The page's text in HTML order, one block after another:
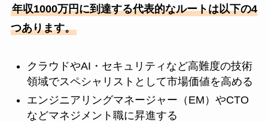
年収1000万円に到達する代表的なルートは以下の4
つあります。
クラウドやAI・セキュリティなど高難度の技術
領域でスペシャリストとして市場価値を高める
エンジニアリングマネージャー（EM）やCTO
などマネジメント職に昇進する